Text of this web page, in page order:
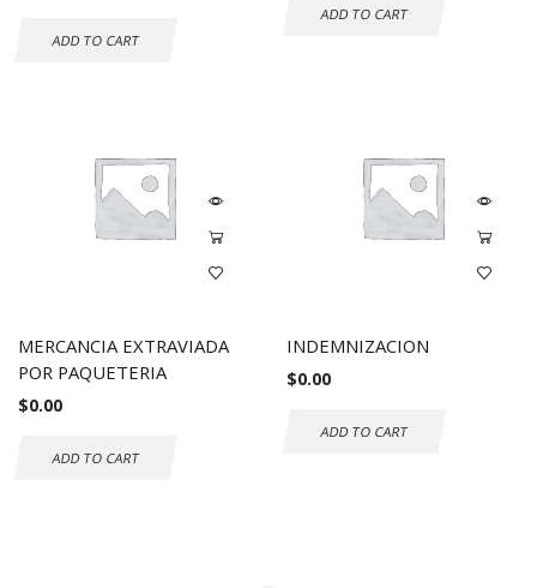
ADD TO CART
ADD TO CART
MERCANCIA EXTRAVIADA
POR PAQUETERIA
$0.00
ADD TO CART
INDEMNIZACION
$0.00
ADD TO CART